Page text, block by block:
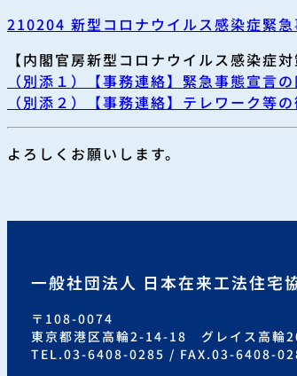
210204 新型コロナウイルス感染症緊急
【内閣官房新型コロナウイルス感染症
（別添１）【事務連絡】緊急事態宣言
（別添２）【事務連絡】テレワーク等
よろしくお願いします。
一般社団法人 日本在来工法住宅
〒108-0074
東京都港区高輪2-14-18 グレイス高輪
TEL.03-6408-0285 / FAX.03-6408-